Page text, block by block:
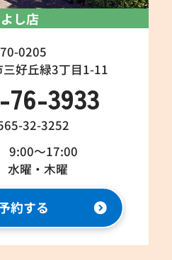
し店
0205
好丘緑3丁目1-11
76-3933
32-3252
9:00～17:00
曜・木曜
約する